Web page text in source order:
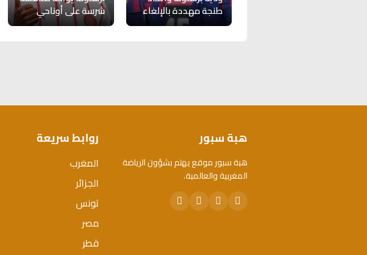
طنجة مهددة بالإلغاء شرسة على أوناحي
هبة سبور
هبة سبور موقع يهتم بشؤون الرياضة
المغربية والعالمية.
روابط سريعة
المغرب
الجزائر
تونس
مصر
قطر